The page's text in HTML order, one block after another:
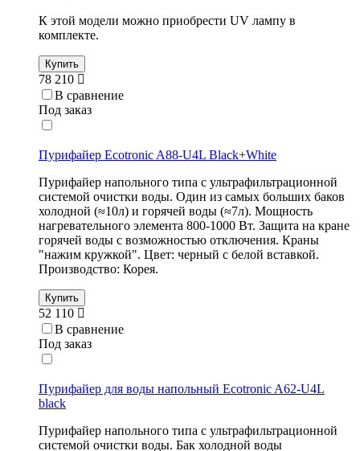
К этой модели можно приобрести UV лампу в
комплекте.
Купить
78 210
В сравнение
Под заказ
Пурифайер Ecotronic A88-U4L Black+White
Пурифайер напольного типа с ультрафильтрационной
системой очистки воды. Один из самых больших баков
холодной (≈10л) и горячей воды (≈7л). Мощность
нагревательного элемента 800-1000 Вт. Защита на кране
горячей воды с возможностью отключения. Краны
"нажим кружкой". Цвет: черный с белой вставкой.
Производство: Корея.
Купить
52 110
В сравнение
Под заказ
Пурифайер для воды напольный Ecotronic A62-U4L
black
Пурифайер напольного типа с ультрафильтрационной
системой очистки воды. Бак холодной воды